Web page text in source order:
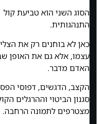
הסוג השני הוא טביעת קול
התנהגותית.
כאן לא בוחנים רק את
עצמו, אלא גם את האופן
האדם מדבר.
הקצב, הדגשים, דפוסי
סגנון הביטוי וההרגלים
מצטרפים לתמונה הרחבה.